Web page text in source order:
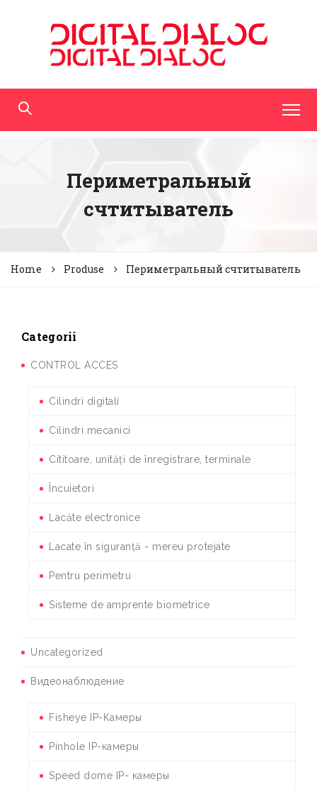
Периметральный
счтитыватель
Home Produse Периметральный счтитыватель
Categorii
CONTROL ACCES
Cilindri digitali
Cilindri mecanici
Cititoare, unități de înregistrare, terminale
Încuietori
Lacăte electronice
Lacate în siguranță - mereu protejate
Pentru perimetru
Sisteme de amprente biometrice
Uncategorized
Видеонаблюдение
Fisheye IP-Камеры
Pinhole IP-камеры
Speed dome IP- камеры